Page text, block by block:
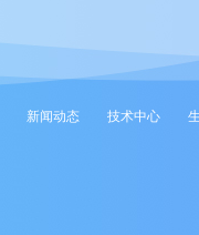
新闻动态 技术中心